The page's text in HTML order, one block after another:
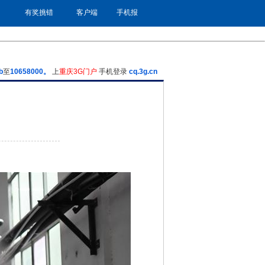
有奖挑错 客户端 手机报
至10658000。 上重庆3G门户 手机登录 cq.3g.cn